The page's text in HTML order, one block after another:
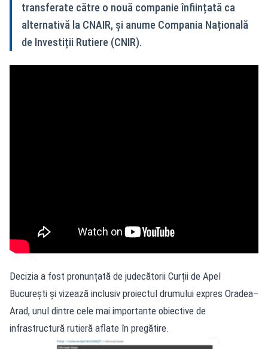
transferate către o nouă companie înființată ca
alternativă la CNAIR, și anume Compania Națională
de Investiții Rutiere (CNIR).
Decizia a fost pronunțată de judecătorii Curții de Apel
București și vizează inclusiv proiectul drumului expres Oradea–
Arad, unul dintre cele mai importante obiective de
infrastructură rutieră aflate în pregătire.